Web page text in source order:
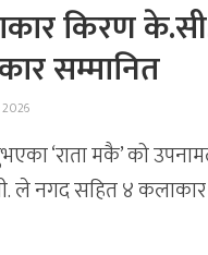
किरण
सम्मानित
‘राता मकै’ को
ले नगद सहित ४